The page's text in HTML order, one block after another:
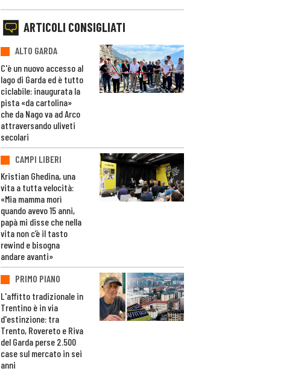
ARTICOLI CONSIGLIATI
ALTO GARDA
C'è un nuovo accesso al
lago di Garda ed è tutto
ciclabile: inaugurata la
pista «da cartolina»
che da Nago va ad Arco
attraversando uliveti
secolari
CAMPI LIBERI
Kristian Ghedina, una
vita a tutta velocità:
«Mia mamma morì
quando avevo 15 anni,
papà mi disse che nella
vita non c’è il tasto
rewind e bisogna
andare avanti»
PRIMO PIANO
L'affitto tradizionale in
Trentino è in via
d'estinzione: tra
Trento, Rovereto e Riva
del Garda perse 2.500
case sul mercato in sei
anni